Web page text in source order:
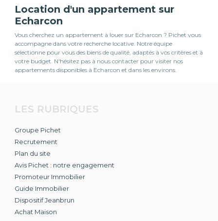
Location d'un appartement sur
Echarcon
Vous cherchez un appartement à louer sur Echarcon ? Pichet vous
accompagne dans votre recherche locative. Notre équipe
sélectionne pour vous des biens de qualité, adaptés à vos critères et à
votre budget. N'hésitez pas à nous contacter pour visiter nos
appartements disponibles à Echarcon et dans les environs.
LES RUBRIQUES
Groupe Pichet
Recrutement
Plan du site
Avis Pichet : notre engagement
Promoteur Immobilier
Guide Immobilier
Dispositif Jeanbrun
Achat Maison